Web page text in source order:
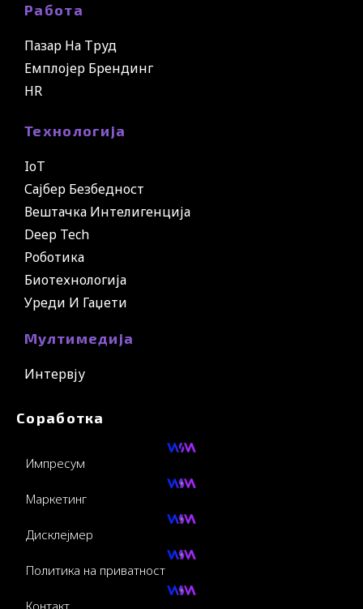
Работа
Пазар На Труд
Емплојер Брендинг
HR
Технологија
IoT
Сајбер Безбедност
Вештачка Интелигенција
Deep Tech
Роботика
Биотехнологија
Уреди И Гаџети
Мултимедија
Интервју
Соработка
Импресум
Маркетинг
Дисклејмер
Политика на приватност
Контакт